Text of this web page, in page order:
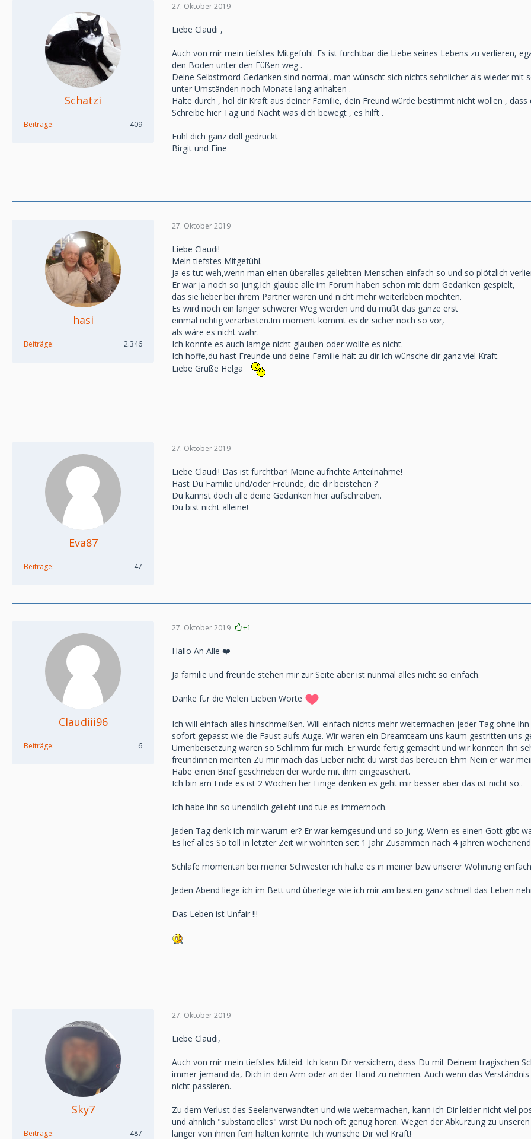
Schatzi
Beiträge 409
27. Oktober 2019
Liebe Claudi ,
Auch von mir mein tiefstes Mitgefühl. Es ist furchtbar die Liebe seines Lebens zu verlieren,
den Boden unter den Füßen weg .
Deine Selbstmord Gedanken sind normal, man wünscht sich nichts sehnlicher als wieder mit
unter Umständen noch Monate lang anhalten .
Halte durch , hol dir Kraft aus deiner Familie, dein Freund würde bestimmt nicht wollen ,
Schreibe hier Tag und Nacht was dich bewegt , es hilft .
Fühl dich ganz doll gedrückt
Birgit und Fine
hasi
Beiträge 2.346
27. Oktober 2019
Liebe Claudi!
Mein tiefstes Mitgefühl.
Ja es tut weh,wenn man einen überalles geliebten Menschen einfach so und so plötzlich
Er war ja noch so jung.Ich glaube alle im Forum haben schon mit dem Gedanken gespielt,
das sie lieber bei ihrem Partner wären und nicht mehr weiterleben möchten.
Es wird noch ein langer schwerer Weg werden und du mußt das ganze erst
einmal richtig verarbeiten.Im moment kommt es dir sicher noch so vor,
als wäre es nicht wahr.
Ich konnte es auch lamge nicht glauben oder wollte es nicht.
Ich hoffe,du hast Freunde und deine Familie hält zu dir.Ich wünsche dir ganz viel Kraft.
Liebe Grüße Helga
Eva87
Beiträge 47
27. Oktober 2019
Liebe Claudi! Das ist furchtbar! Meine aufrichte Anteilnahme!
Hast Du Familie und/oder Freunde, die dir beistehen ?
Du kannst doch alle deine Gedanken hier aufschreiben.
Du bist nicht alleine!
Claudiii96
Beiträge 6
27. Oktober 2019 +1
Hallo An Alle ❤️
Ja familie und freunde stehen mir zur Seite aber ist nunmal alles nicht so einfach.
Danke für die Vielen Lieben Worte
Ich will einfach alles hinschmeißen. Will einfach nichts mehr weitermachen jeder Tag ohne
sofort gepasst wie die Faust aufs Auge. Wir waren ein Dreamteam uns kaum gestritten uns
Urnenbeisetzung waren so Schlimm für mich. Er wurde fertig gemacht und wir konnten Ihn
freundinnen meinten Zu mir mach das Lieber nicht du wirst das bereuen Ehm Nein er war
Habe einen Brief geschrieben der wurde mit ihm eingeäschert.
Ich bin am Ende es ist 2 Wochen her Einige denken es geht mir besser aber das ist nicht so..
Ich habe ihn so unendlich geliebt und tue es immernoch.
Jeden Tag denk ich mir warum er? Er war kerngesund und so Jung. Wenn es einen Gott gibt
Es lief alles So toll in letzter Zeit wir wohnten seit 1 Jahr Zusammen nach 4 jahren
Schlafe momentan bei meiner Schwester ich halte es in meiner bzw unserer Wohnung
Jeden Abend liege ich im Bett und überlege wie ich mir am besten ganz schnell das Leben
Das Leben ist Unfair !!!
Sky7
Beiträge 487
27. Oktober 2019
Liebe Claudi,
Auch von mir mein tiefstes Mitleid. Ich kann Dir versichern, dass Du mit Deinem tragischen
immer jemand da, Dich in den Arm oder an der Hand zu nehmen. Auch wenn das
nicht passieren.
Zu dem Verlust des Seelenverwandten und wie weitermachen, kann ich Dir leider nicht viel
und ähnlich "substantielles" wirst Du noch oft genug hören. Wegen der Abkürzung zu
länger von ihnen fern halten könnte. Ich wünsche Dir viel Kraft!